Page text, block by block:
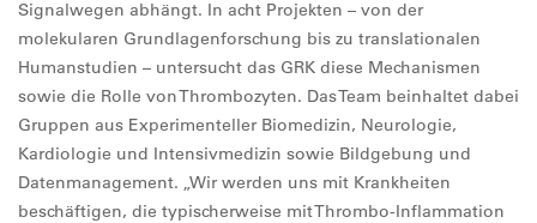
Signalwegen abhängt. In acht Projekten – von der
molekularen Grundlagenforschung bis zu translationalen
Humanstudien – untersucht das GRK diese Mechanismen
sowie die Rolle von Thrombozyten. Das Team beinhaltet dabei
Gruppen aus Experimenteller Biomedizin, Neurologie,
Kardiologie und Intensivmedizin sowie Bildgebung und
Datenmanagement. „Wir werden uns mit Krankheiten
beschäftigen, die typischerweise mit Thrombo-Inflammation